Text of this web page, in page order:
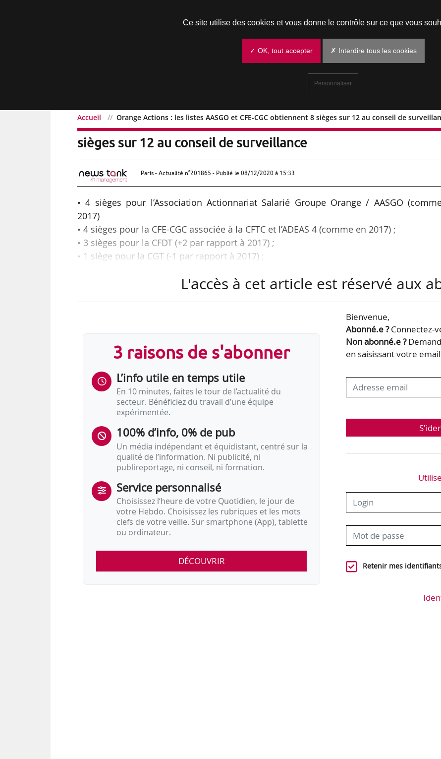
Accueil Orange Actions : les listes AASGO et CFE-CGC obtiennent 8 sièges sur 12 au conseil de
Orange Actions : les listes AASGO et CFE-CGC obtiennent 8
sièges sur 12 au conseil de surveillance
Paris - Actualité n°201865 - Publié le 08/12/2020 à 15:33
• 4 sièges pour l’Association Actionnariat Salarié Groupe Orange / AASGO
2017)
• 4 sièges pour la CFE-CGC associée à la CFTC et l’ADEAS 4 (comme en 2017) ;
• 3 sièges pour la CFDT (+2 par rapport à 2017) ;
• 1 siège pour la CGT (-1 par rapport à 2017) ;
30/11/2020 et le 04/12/2020, apprend News Tank le 07/12/2020. Le conseil de
compte 12 sièges éligibles pour une durée de trois ans par les 128 000
salariés, anciens salariés, et retraités votants du groupe Orange.
Cette élection a également permis d’élire 12 suppléants au prorata de la répartition…
L'accès à cet article est réservé aux
3 raisons de s'abonner
L’info utile en temps utile
En 10 minutes, faites le tour de l’actualité du
secteur. Bénéficiez du travail d’une équipe
expérimentée.
100% d’info, 0% de pub
Un média indépendant et équidistant, centré sur la
qualité de l’information. Ni publicité, ni
publireportage, ni conseil, ni formation.
Service personnalisé
Choisissez l‘heure de votre Quotidien, le jour de
votre Hebdo. Choisissez les rubriques et les mots
clefs de votre veille. Sur smartphone (App), tablette
ou ordinateur.
DÉCOUVRIR
Bienvenue,
Abonné.e ?Connectez-
Non abonné.e ?
en saisissant votre
Retenir mes
Ce site utilise des cookies et vous donne le contrôle sur ce que vous
✓ OK, tout accepter ✗ Interdire tous les cookies
Personnaliser